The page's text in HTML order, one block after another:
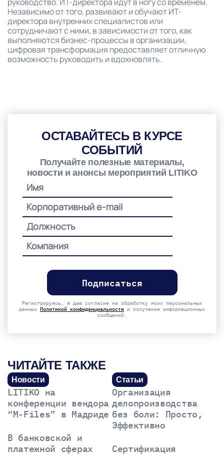
Независимо от того, развивают и обучают ИТ-
директора внутренних специалистов или
сотрудничают с ними, в зависимости от того, как
выполняются бизнес-процессы в организации,
цифровая трансформация предоставляет отличную
возможность руководить и вдохновлять.
ОСТАВАЙТЕСЬ В КУРСЕ
СОБЫТИЙ
Получайте полезные материалы,
новости и анонсы мероприятий LITIKO
empty.
Регистрируясь, я даю согласие на обработку моих персональных
данных Политикой конфиденциальности и получение информационных
сообщений.
ЧИТАЙТЕ ТАКЖЕ
Новости
LITIKO на
конференции вендора
“M-Files” в Мадриде
В банковской и
платежной сферах
Статьи
Организация
делопроизводства
без боли: Просто,
Эффективно
Сертификация